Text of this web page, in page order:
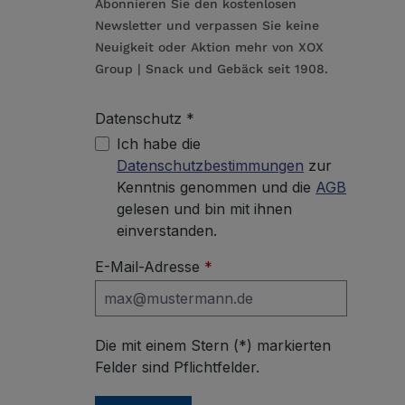
Abonnieren Sie den kostenlosen
Newsletter und verpassen Sie keine
Neuigkeit oder Aktion mehr von XOX
Group | Snack und Gebäck seit 1908.
Datenschutz *
Ich habe die
Datenschutzbestimmungen zur
Kenntnis genommen und die AGB
gelesen und bin mit ihnen
einverstanden.
E-Mail-Adresse *
Die mit einem Stern (*) markierten
Felder sind Pflichtfelder.